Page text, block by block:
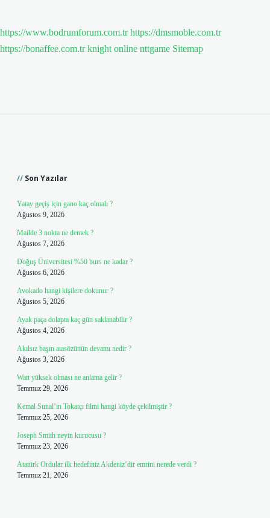
https://www.bodrumforum.com.tr https://dmsmoble.com.tr
https://bonaffee.com.tr knight online nttgame Sitemap
Son Yazılar
Yatay geçiş için gano kaç olmalı ?
Ağustos 9, 2026
Mailde 3 nokta ne demek ?
Ağustos 7, 2026
Doğuş Üniversitesi %50 burs ne kadar ?
Ağustos 6, 2026
Avokado hangi kişilere dokunur ?
Ağustos 5, 2026
Ayak paça dolapta kaç gün saklanabilir ?
Ağustos 4, 2026
Akılsız başın atasözünün devamı nedir ?
Ağustos 3, 2026
Watt yüksek olması ne anlama gelir ?
Temmuz 29, 2026
Kemal Sunal’ın Tokatçı filmi hangi köyde çekilmiştir ?
Temmuz 25, 2026
Joseph Smith neyin kurucusu ?
Temmuz 23, 2026
Atatürk Ordular ilk hedefiniz Akdeniz’dir emrini nerede verdi ?
Temmuz 21, 2026